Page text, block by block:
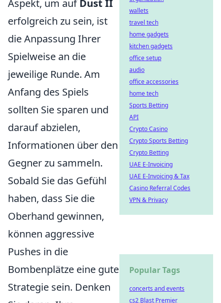
Aspekt, um auf Dust II
erfolgreich zu sein, ist
die Anpassung Ihrer
Spielweise an die
jeweilige Runde. Am
Anfang des Spiels
sollten Sie sparen und
darauf abzielen,
Informationen über den
Gegner zu sammeln.
Sobald Sie das Gefühl
haben, dass Sie die
Oberhand gewinnen,
können aggressive
Pushes in die
Bombenplätze eine gute
Strategie sein. Denken
wallets
travel tech
home gadgets
kitchen gadgets
office setup
audio
office accessories
home tech
Sports Betting
API
Crypto Casino
Crypto Sports Betting
Crypto Betting
UAE E-Invoicing
UAE E-Invoicing & Tax
Casino Referral Codes
VPN & Privacy
Popular Tags
concerts and events
cs2 Blast Premier